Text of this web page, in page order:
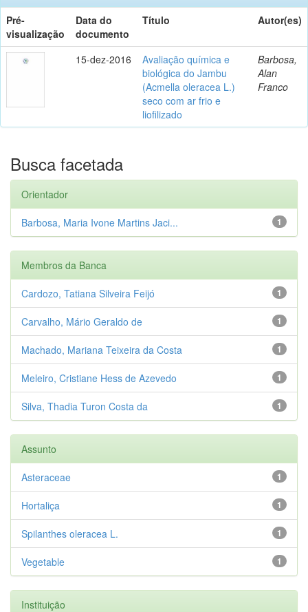
Pré-
visualização
Data do
documento
Título Autor(es)
15-dez-2016
Avaliação química e
biológica do Jambu
(Acmella oleracea L.)
seco com ar frio e
liofilizado
Barbosa,
Alan
Franco
Busca facetada
Orientador
1
Barbosa, Maria Ivone Martins Jaci...
Membros da Banca
1
Cardozo, Tatiana Silveira Feijó
1
Carvalho, Mário Geraldo de
1
Machado, Mariana Teixeira da Costa
1
Meleiro, Cristiane Hess de Azevedo
1
Silva, Thadia Turon Costa da
Assunto
1
Asteraceae
1
Hortaliça
1
Spilanthes oleracea L.
1
Vegetable
Instituição